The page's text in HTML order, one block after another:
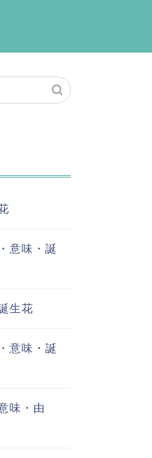
意味・誕
生花
意味・誕
味・由